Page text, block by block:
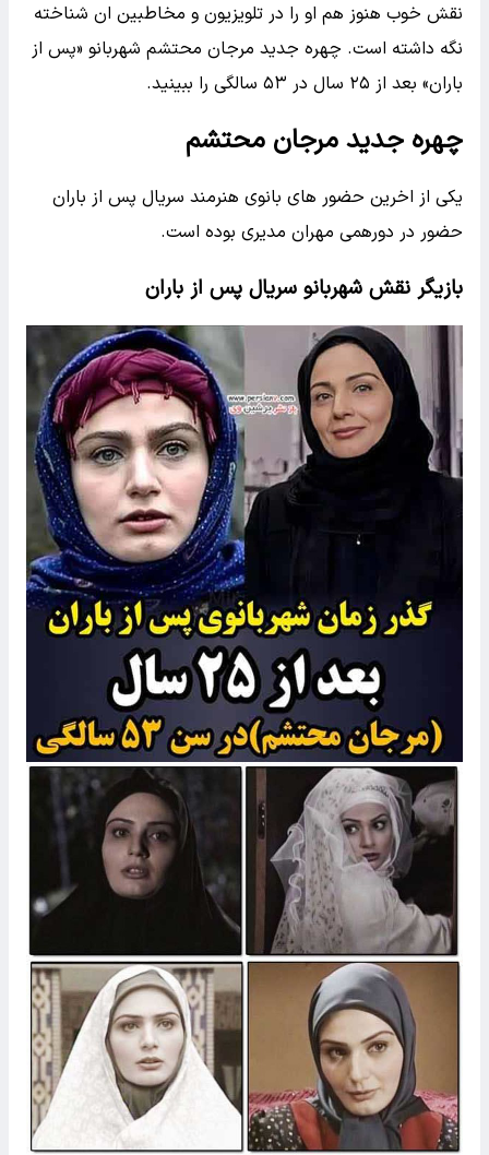
نقش خوب هنوز هم او را در تلویزیون و مخاطبین ان شناخته
نگه داشته است. چهره جدید مرجان محتشم شهربانو «پس از
باران» بعد از ۲۵ سال در ۵۳ سالگی را ببینید.
چهره جدید مرجان محتشم
یکی از اخرین حضور های بانوی هنرمند سریال پس از باران
حضور در دورهمی مهران مدیری بوده است.
بازیگر نقش شهربانو سریال پس از باران